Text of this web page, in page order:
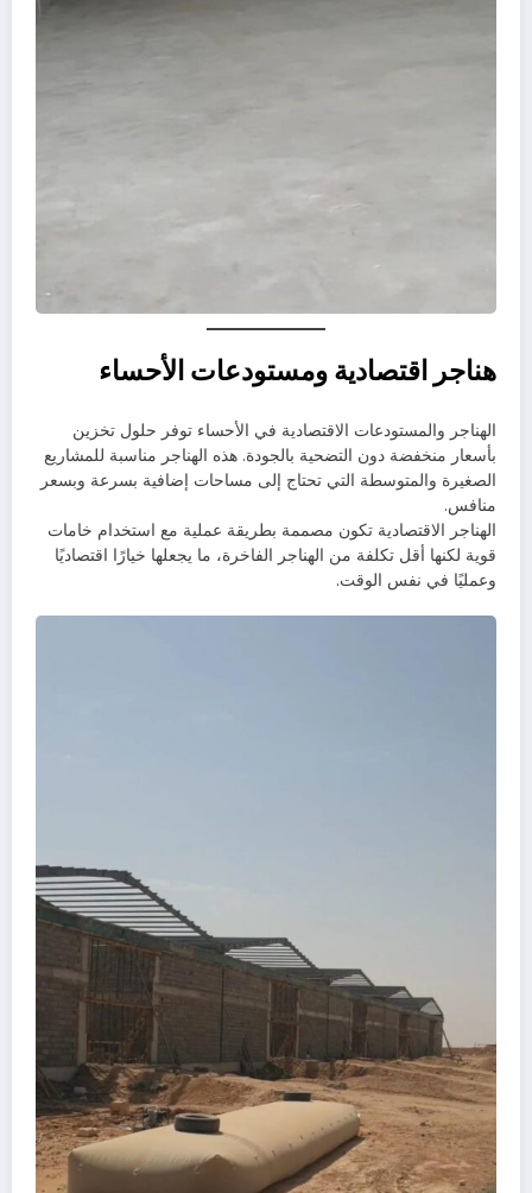
هناجر اقتصادية ومستودعات الأحساء
الهناجر والمستودعات الاقتصادية في الأحساء توفر حلول تخزين
بأسعار منخفضة دون التضحية بالجودة. هذه الهناجر مناسبة للمشاريع
الصغيرة والمتوسطة التي تحتاج إلى مساحات إضافية بسرعة وبسعر
منافس.
الهناجر الاقتصادية تكون مصممة بطريقة عملية مع استخدام خامات
قوية لكنها أقل تكلفة من الهناجر الفاخرة، ما يجعلها خيارًا اقتصاديًا
وعمليًا في نفس الوقت.